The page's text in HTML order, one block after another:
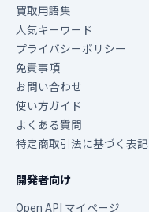
買取用語集
人気キーワード
プライバシーポリシー
免責事項
お問い合わせ
使い方ガイド
よくある質問
特定商取引法に基づく表記
開発者向け
Open API マイページ